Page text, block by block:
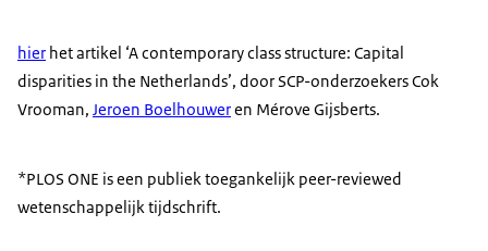
hier het artikel ‘A contemporary class structure: Capital
disparities in the Netherlands’, door SCP-onderzoekersCok
Vrooman, Jeroen Boelhouweren Mérove Gijsberts.
*PLOS ONE is een publiek toegankelijk peer-reviewed
wetenschappelijk tijdschrift.